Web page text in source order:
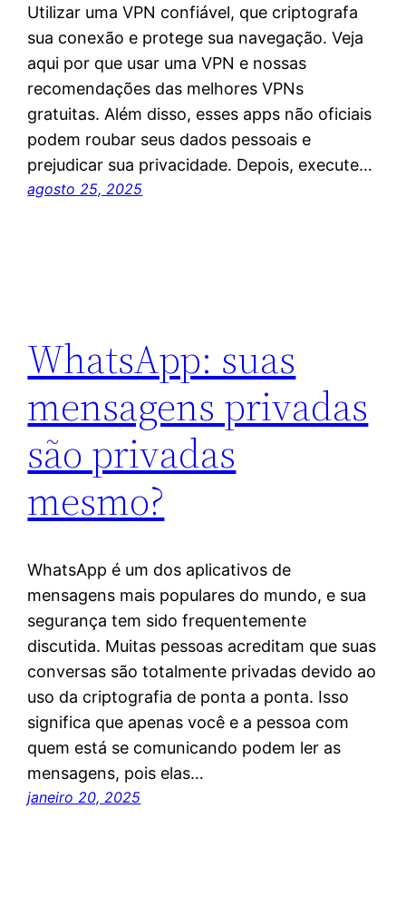
Utilizar uma VPN confiável, que criptografa
sua conexão e protege sua navegação. Veja
aqui por que usar uma VPN e nossas
recomendações das melhores VPNs
gratuitas. Além disso, esses apps não oficiais
podem roubar seus dados pessoais e
prejudicar sua privacidade. Depois, execute…
agosto 25, 2025
WhatsApp: suas
mensagens privadas
são privadas
mesmo?
WhatsApp é um dos aplicativos de
mensagens mais populares do mundo, e sua
segurança tem sido frequentemente
discutida. Muitas pessoas acreditam que suas
conversas são totalmente privadas devido ao
uso da criptografia de ponta a ponta. Isso
significa que apenas você e a pessoa com
quem está se comunicando podem ler as
mensagens, pois elas…
janeiro 20, 2025